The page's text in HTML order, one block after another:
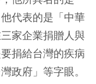
代表的是「中華
家企業捐贈人與
捐給台灣的疾病
政府」等字眼。